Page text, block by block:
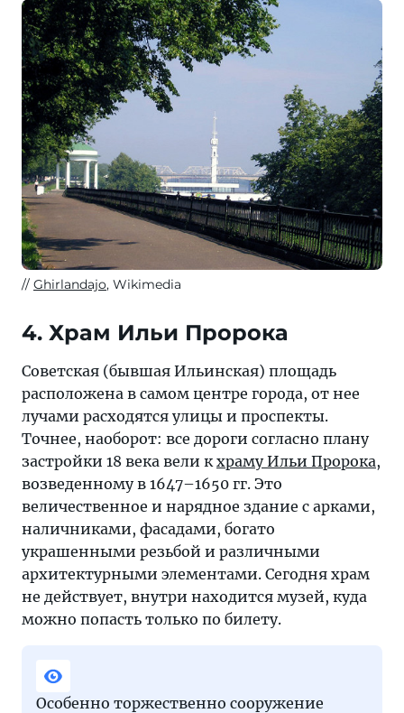
Ghirlandajo, Wikimedia
4. Храм Ильи Пророка
Советская (бывшая Ильинская) площадь
расположена в самом центре города, от нее
лучами расходятся улицы и проспекты.
Точнее, наоборот: все дороги согласно плану
застройки 18 века вели к храму Ильи Пророка,
возведенному в 1647–1650 гг. Это
величественное и нарядное здание с арками,
наличниками, фасадами, богато
украшенными резьбой и различными
архитектурными элементами. Сегодня храм
не действует, внутри находится музей, куда
можно попасть только по билету.
Особенно торжественно сооружение